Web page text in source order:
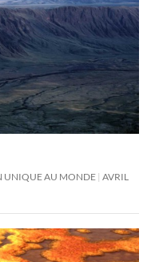
UNIQUE AU MONDE AVRIL